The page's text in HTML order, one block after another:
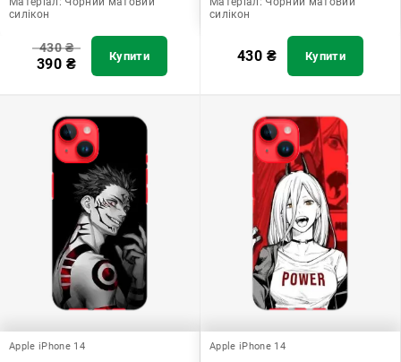
силікон
430₴
390 ₴ Купити
силікон
430 ₴ Купити
Apple iPhone 14 Apple iPhone 14